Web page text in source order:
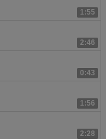
1:55
2:46
0:43
1:56
2:28